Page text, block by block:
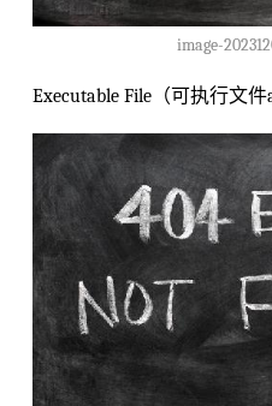
image-
Executable File（可执行文件